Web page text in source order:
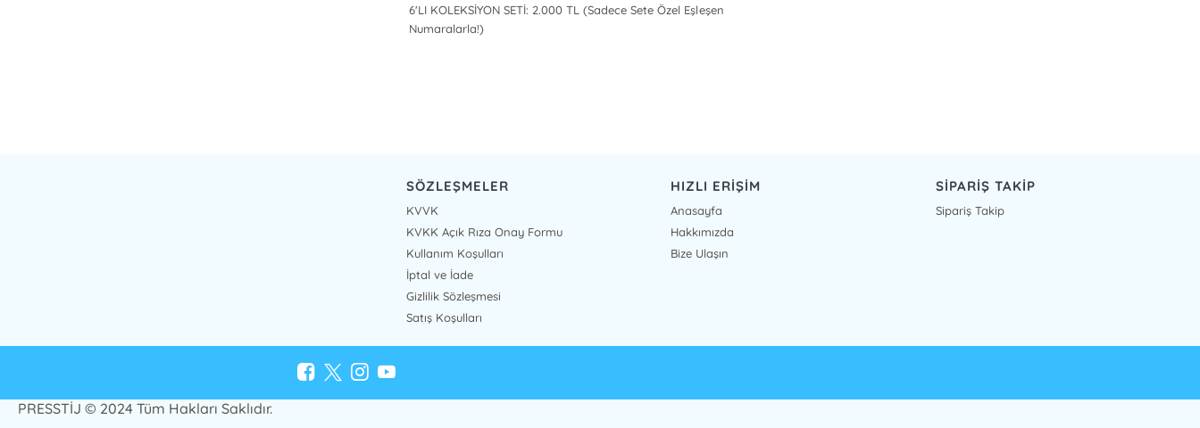
6'LI KOLEKSİYON SETİ: 2.000 TL (Sadece Sete Özel Eşleşen
Numaralarla!)
SÖZLEŞMELER
KVVK
KVKK Açık Rıza Onay Formu
Kullanım Koşulları
İptal ve İade
Gizlilik Sözleşmesi
Satış Koşulları
HIZLI ERİŞİM
Anasayfa
Hakkımızda
Bize Ulaşın
SİPARİŞ TAKİP
Sipariş Takip
PRESSTİJ © 2024 Tüm Hakları Saklıdır.